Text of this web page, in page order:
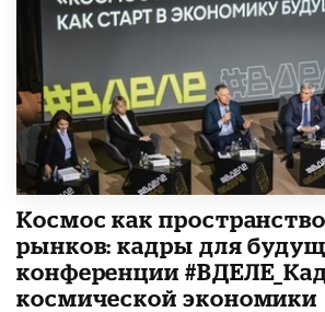
Космос как
рынков: кадры для
конференции
космической экономики